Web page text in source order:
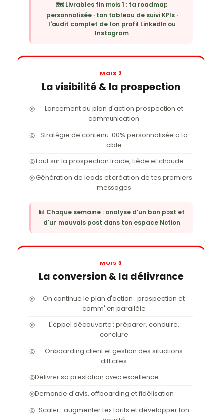
🗺️ Livrables fin mois 1 : ta roadmap
personnalisée · ton tableau de suivi KPIs ·
l'audit complet de ton profil LinkedIn ou
Instagram
MOIS 2
La visibilité & la prospection
◎
Lancement du plan d'action prospection et
communication
◎ Stratégie de contenu 100% personnalisée à ta
cible
◎Tout sur la prospection froide, tiède et chaude
◎Génération de leads et création de tes premiers
messages
📊 Chaque semaine : analyse d'un bon post et
d'un mauvais post dans ton espace Notion
MOIS 3
La conversion & la délivrance
◎
On continue le plan d'action : prospection et
comm' en parallèle
◎
L'appel découverte : préparer, conduire,
conclure
◎
Onboarding client et gestion des situations
difficiles
◎Délivrer sa prestation avec excellence
◎Demande d'avis, offboarding et fidélisation
◎ Scaler : augmenter tes tarifs et développer ton